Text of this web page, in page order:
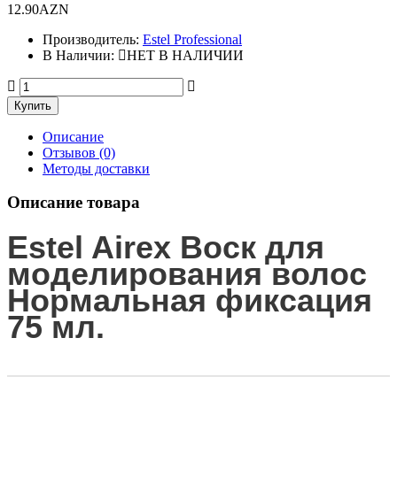
12.90AZN
Производитель: Estel Professional
В Наличии:
НЕТ В НАЛИЧИИ
Описание
Отзывов (0)
Методы доставки
Описание товара
Estel Airex Воск для
моделирования волос
Нормальная фиксация
75 мл.